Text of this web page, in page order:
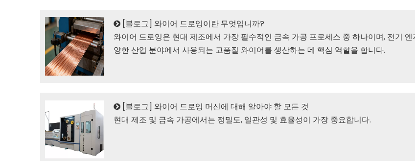
[블로그] 와이어 드로잉이란 무엇입니까?
와이어 드로잉은 현대 제조에서 가장 필수적인 금속 가공 프로세스 중 하나이며, 전기
양한 산업 분야에서 사용되는 고품질 와이어를 생산하는 데 핵심 역할을 합니다.
[블로그] 와이어 드로잉 머신에 대해 알아야 할 모든 것
현대 제조 및 금속 가공에서는 정밀도, 일관성 및 효율성이 가장 중요합니다.